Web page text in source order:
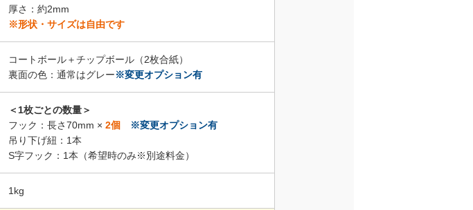
117,500円 94,000円
120,000円
122,500円
125,000円
127,500円 102,000円
130,000円 104,000円
厚さ：約2mm
※形状・サイズは自由です
コートボール＋チップボール（2枚合紙）
裏面の色：通常はグレー※変更オプション有
＜1枚ごとの数量＞
フック：長さ70mm × 2個
※変更オプション有
吊り下げ紐：1本
S字フック：1本（希望時のみ※別途料金）
1kg